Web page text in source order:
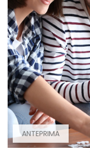
ANTEPRIMA